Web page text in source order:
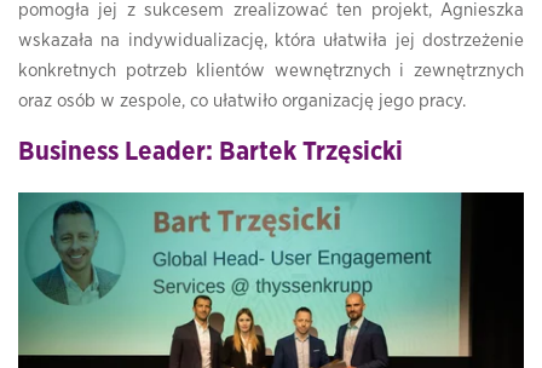
pomogła jej z sukcesem zrealizować ten projekt, Agnieszka
wskazała na indywidualizację, która ułatwiła jej dostrzeżenie
konkretnych potrzeb klientów wewnętrznych i zewnętrznych
oraz osób w zespole, co ułatwiło organizację jego pracy.
Business Leader: Bartek Trzęsicki